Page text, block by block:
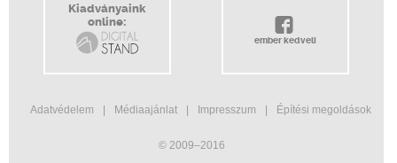
Kiadványaink
online:
ember kedveli
Adatvédelem Médiaajánlat Impresszum Építési megoldások
© 2009–2016